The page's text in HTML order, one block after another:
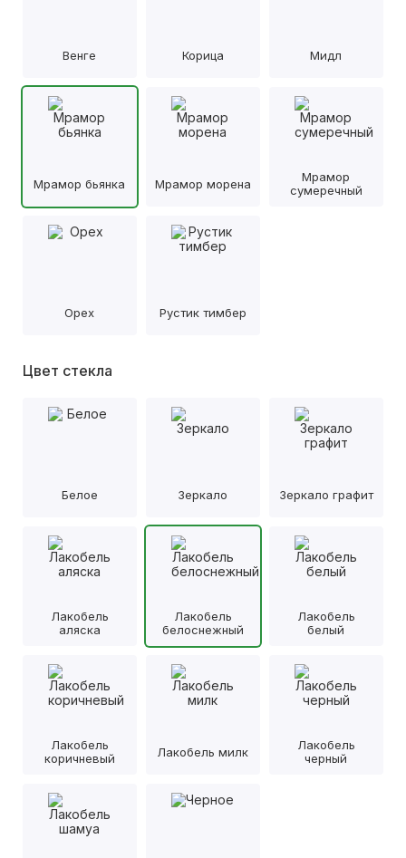
Венге Корица Мидл
Мрамор бьянка Мрамор морена
Мрамор
сумеречный
Орех Рустик тимбер
Цвет стекла
Белое Зеркало Зеркало графит
Лакобель
аляска
Лакобель
белоснежный
Лакобель
белый
Лакобель
коричневый
Лакобель милк
Лакобель
черный